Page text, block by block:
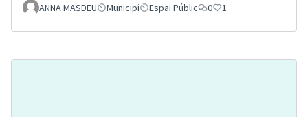
ANNA MASDEU Municipi Espai Públic 0 1